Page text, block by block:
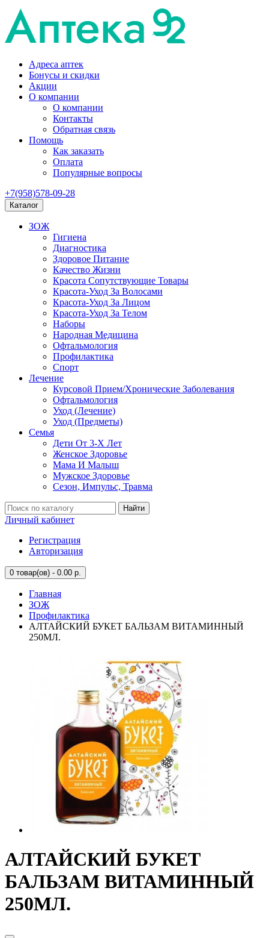
Адреса аптек
Бонусы и скидки
Акции
О компании
О компании
Контакты
Обратная связь
Помощь
Как заказать
Оплата
Популярные вопросы
+7(958)578-09-28
Каталог
ЗОЖ
Гигиена
Диагностика
Здоровое Питание
Качество Жизни
Красота Сопутствующие Товары
Красота-Уход За Волосами
Красота-Уход За Лицом
Красота-Уход За Телом
Наборы
Народная Медицина
Офтальмология
Профилактика
Спорт
Лечение
Курсовой Прием/Хронические Заболевания
Офтальмология
Уход (Лечение)
Уход (Предметы)
Семья
Дети От 3-Х Лет
Женское Здоровье
Мама И Малыш
Мужское Здоровье
Сезон, Импульс, Травма
Найти
Личный кабинет
Регистрация
Авторизация
0 товар(ов) - 0.00 р.
Главная
ЗОЖ
Профилактика
АЛТАЙСКИЙ БУКЕТ БАЛЬЗАМ ВИТАМИННЫЙ
250МЛ.
АЛТАЙСКИЙ БУКЕТ
БАЛЬЗАМ ВИТАМИННЫЙ
250МЛ.